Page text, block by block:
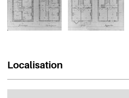
Localisation